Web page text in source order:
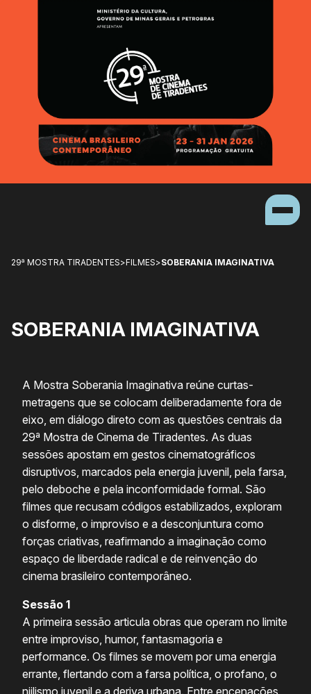
29ª MOSTRA TIRADENTES>FILMES>SOBERANIA IMAGINATIVA
SOBERANIA IMAGINATIVA
A Mostra Soberania Imaginativa reúne curtas-
metragens que se colocam deliberadamente fora de
eixo, em diálogo direto com as questões centrais da
29ª Mostra de Cinema de Tiradentes. As duas
sessões apostam em gestos cinematográficos
disruptivos, marcados pela energia juvenil, pela farsa,
pelo deboche e pela inconformidade formal. São
filmes que recusam códigos estabilizados, exploram
o disforme, o improviso e a desconjuntura como
forças criativas, reafirmando a imaginação como
espaço de liberdade radical e de reinvenção do
cinema brasileiro contemporâneo.
Sessão 1
A primeira sessão articula obras que operam no limite
entre improviso, humor, fantasmagoria e
performance. Os filmes se movem por uma energia
errante, flertando com a farsa política, o profano, o